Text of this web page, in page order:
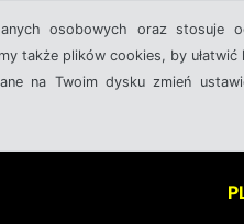
osobowych oraz stosuje
także plików cookies, by ułatwić
na Twoim dysku zmień